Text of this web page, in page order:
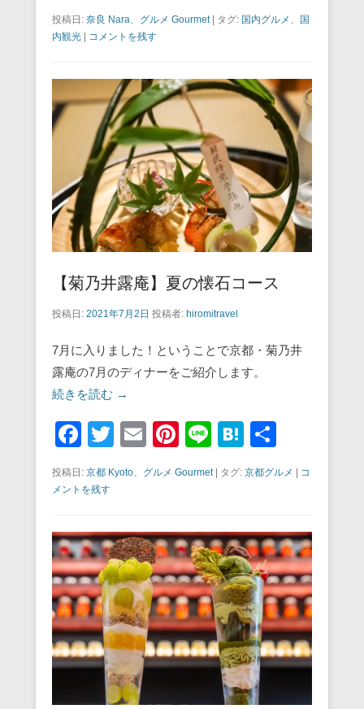
a
c
b
o
o
k
tt
m
ail
st
e
at
e
a
有
投稿日: 奈良 Nara グルメ Gourmet| タグ: 国内グルメ
国
内観光 | コメントを残す
【菊乃井露庵】夏の懐石コース
投稿日: 2021年7月2日 投稿者: hiromitravel
7月に入りました！ということで京都・菊乃井
露庵の7月のディナーをご紹介します。
続きを読む →
F
a
c
b
o
o
k
T
tt
E
m
ail
Pi
st
Li
e
H
at
e
a
投稿日: 京都 Kyoto グルメ Gourmet| タグ: 京都グルメ | コ
メントを残す